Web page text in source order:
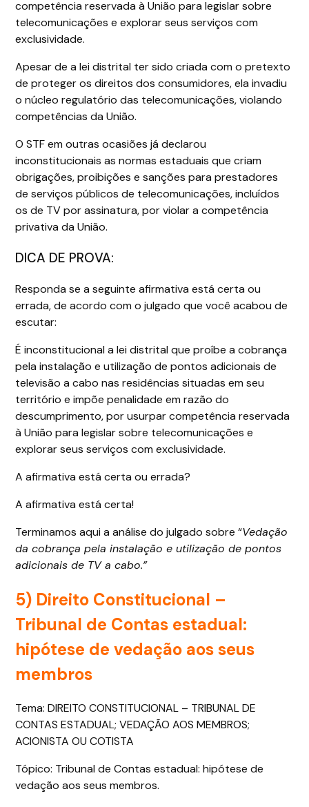
competência reservada à União para legislar sobre
telecomunicações e explorar seus serviços com
exclusividade.
Apesar de a lei distrital ter sido criada com o pretexto
de proteger os direitos dos consumidores, ela invadiu
o núcleo regulatório das telecomunicações, violando
competências da União.
O STF em outras ocasiões já declarou
inconstitucionais as normas estaduais que criam
obrigações, proibições e sanções para prestadores
de serviços públicos de telecomunicações, incluídos
os de TV por assinatura, por violar a competência
privativa da União.
DICA DE PROVA:
Responda se a seguinte afirmativa está certa ou
errada, de acordo com o julgado que você acabou de
escutar:
É inconstitucional a lei distrital que proíbe a cobrança
pela instalação e utilização de pontos adicionais de
televisão a cabo nas residências situadas em seu
território e impõe penalidade em razão do
descumprimento, por usurpar competência reservada
à União para legislar sobre telecomunicações e
explorar seus serviços com exclusividade.
A afirmativa está certa ou errada?
A afirmativa está certa!
Terminamos aqui a análise do julgado sobre “Vedação
da cobrança pela instalação e utilização de pontos
adicionais de TV a cabo.”
5) Direito Constitucional –
Tribunal de Contas estadual:
hipótese de vedação aos seus
membros
Tema: DIREITO CONSTITUCIONAL – TRIBUNAL DE
CONTAS ESTADUAL; VEDAÇÃO AOS MEMBROS;
ACIONISTA OU COTISTA
Tópico: Tribunal de Contas estadual: hipótese de
vedação aos seus membros.